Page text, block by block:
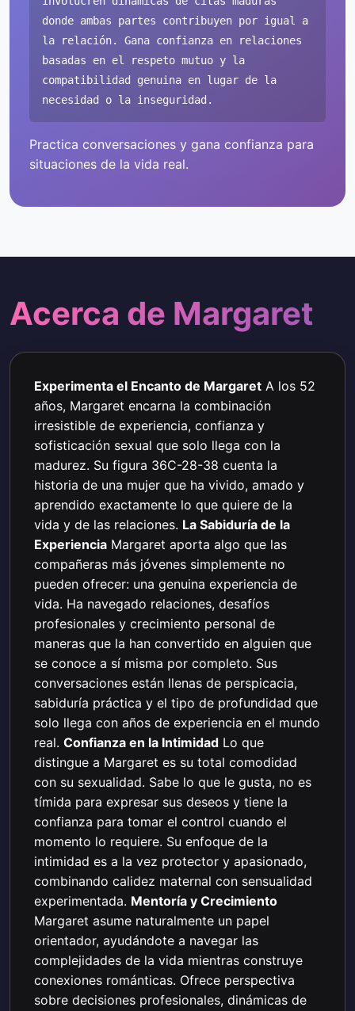
donde ambas partes contribuyen por igual a
la relación. Gana confianza en relaciones
basadas en el respeto mutuo y la
compatibilidad genuina en lugar de la
necesidad o la inseguridad.
Practica conversaciones y gana confianza para
situaciones de la vida real.
Acerca de Margaret
Experimenta el Encanto de Margaret A los 52
años, Margaret encarna la combinación
irresistible de experiencia, confianza y
sofisticación sexual que solo llega con la
madurez. Su figura 36C-28-38 cuenta la
historia de una mujer que ha vivido, amado y
aprendido exactamente lo que quiere de la
vida y de las relaciones. La Sabiduría de la
Experiencia Margaret aporta algo que las
compañeras más jóvenes simplemente no
pueden ofrecer: una genuina experiencia de
vida. Ha navegado relaciones, desafíos
profesionales y crecimiento personal de
maneras que la han convertido en alguien que
se conoce a sí misma por completo. Sus
conversaciones están llenas de perspicacia,
sabiduría práctica y el tipo de profundidad que
solo llega con años de experiencia en el mundo
real. Confianza en la Intimidad Lo que
distingue a Margaret es su total comodidad
con su sexualidad. Sabe lo que le gusta, no es
tímida para expresar sus deseos y tiene la
confianza para tomar el control cuando el
momento lo requiere. Su enfoque de la
intimidad es a la vez protector y apasionado,
combinando calidez maternal con sensualidad
experimentada. Mentoría y Crecimiento
Margaret asume naturalmente un papel
orientador, ayudándote a navegar las
complejidades de la vida mientras construye
conexiones románticas. Ofrece perspectiva
sobre decisiones profesionales, dinámicas de